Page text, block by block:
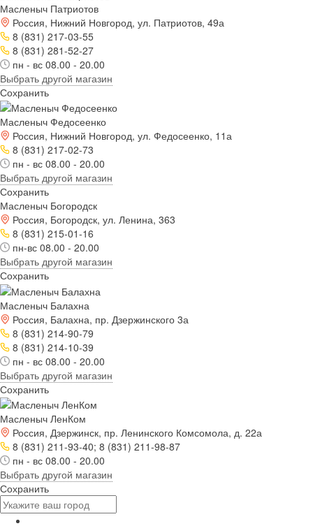
Масленыч Патриотов
Россия, Нижний Новгород, ул. Патриотов, 49а
8 (831) 217-03-55
8 (831) 281-52-27
пн - вс 08.00 - 20.00
Выбрать другой магазин
Сохранить
Масленыч Федосеенко
Россия, Нижний Новгород, ул. Федосеенко, 11а
8 (831) 217-02-73
пн - вс 08.00 - 20.00
Выбрать другой магазин
Сохранить
Масленыч Богородск
Россия, Богородск, ул. Ленина, 363
8 (831) 215-01-16
пн-вс 08.00 - 20.00
Выбрать другой магазин
Сохранить
Масленыч Балахна
Россия, Балахна, пр. Дзержинского 3а
8 (831) 214-90-79
8 (831) 214-10-39
пн - вс 08.00 - 20.00
Выбрать другой магазин
Сохранить
Масленыч ЛенКом
Россия, Дзержинск, пр. Ленинского Комсомола, д. 22а
8 (831) 211-93-40; 8 (831) 211-98-87
пн - вс 08.00 - 20.00
Выбрать другой магазин
Сохранить